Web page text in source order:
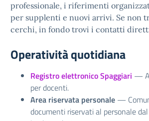
professionale, i riferimenti
per supplenti e nuovi arrivi. Se non
cerchi, in fondo trovi i contatti
Operatività quotidiana
Registro elettronico Spaggiari —
per docenti.
Area riservata personale —
documenti riservati al personale